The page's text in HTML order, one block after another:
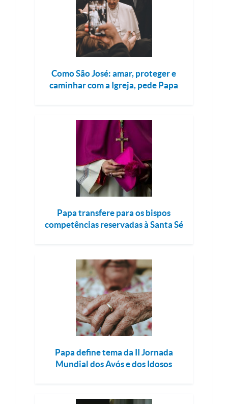
Como São José: amar, proteger e
caminhar com a Igreja, pede Papa
Papa transfere para os bispos
competências reservadas à Santa Sé
Papa define tema da II Jornada
Mundial dos Avós e dos Idosos